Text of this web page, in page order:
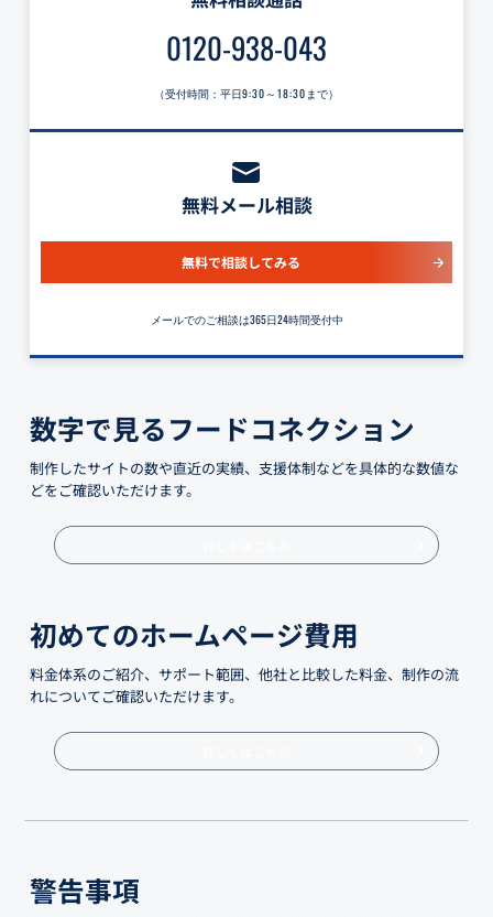
0120-938-043
（受付時間：平日9:30～18:30 まで）
無料メール相談
無料で相談してみる
メールでのご相談は365日24時間受付中
数字で見るフードコネクション
制作したサイトの数や直近の実績、支援体制などを具体的な数値な
どをご確認いただけます。
初めてのホームページ費用
料金体系のご紹介、サポート範囲、他社と比較した料金、制作の流
れについてご確認いただけます。
警告事項